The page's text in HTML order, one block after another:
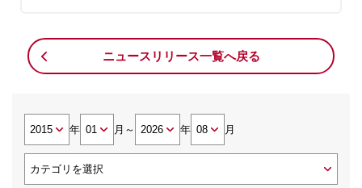
ニュースリリース一覧へ戻る
年 月 ～ 年 月